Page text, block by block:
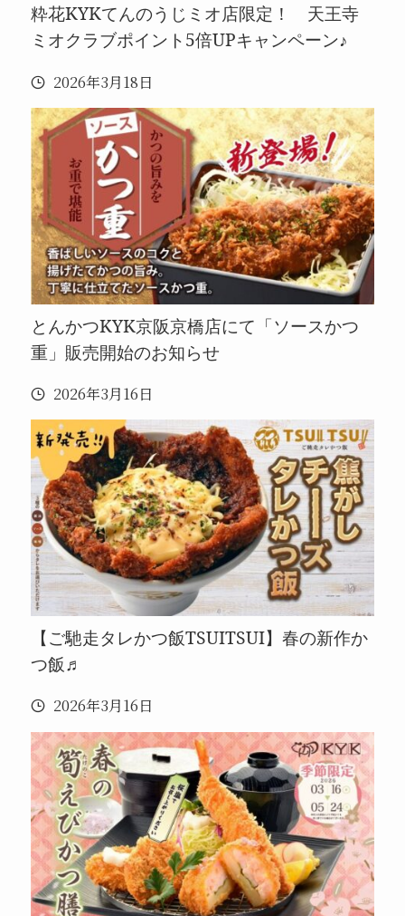
粋花KYKてんのうじミオ店限定！ 天王寺
ミオクラブポイント5倍UPキャンペーン♪
2026年3月18日
とんかつKYK京阪京橋店にて「ソースかつ
重」販売開始のお知らせ
2026年3月16日
【ご馳走タレかつ飯TSUITSUI】春の新作か
つ飯♬
2026年3月16日